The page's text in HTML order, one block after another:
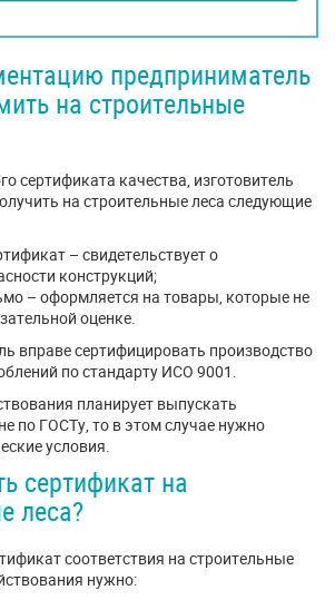
предприниматель
на строительные
сертификата качества, изготовитель
на строительные леса следующие
– свидетельствует о
конструкций;
– оформляется на товары, которые не
оценке.
вправе сертифицировать производство
по стандарту ИСО 9001.
планирует выпускать
по ГОСТу, то в этом случае нужно
условия.
сертификат на
леса?
соответствия на строительные
нужно: